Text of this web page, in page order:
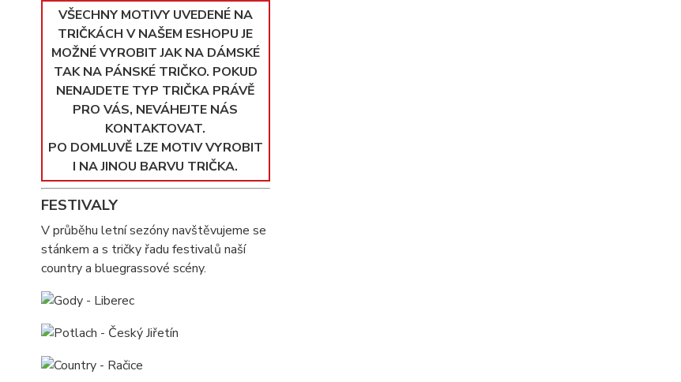
VŠECHNY MOTIVY UVEDENÉ NA
TRIČKÁCH V NAŠEM ESHOPU JE
MOŽNÉ VYROBIT JAK NA DÁMSKÉ
TAK NA PÁNSKÉ TRIČKO. POKUD
NENAJDETE TYP TRIČKA PRÁVĚ
PRO VÁS, NEVÁHEJTE NÁS
KONTAKTOVAT.
PO DOMLUVĚ LZE MOTIV VYROBIT
I NA JINOU BARVU TRIČKA.
FESTIVALY
V průběhu letní sezóny navštěvujeme se
stánkem a s tričky řadu festivalů naší
country a bluegrassové scény.